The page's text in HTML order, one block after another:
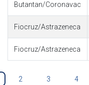
Butantan/Coronavac
Fiocruz/Astrazeneca
Fiocruz/Astrazeneca
2 3 4